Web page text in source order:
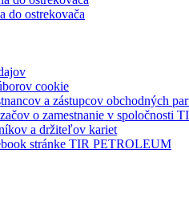
do ostrekovača
cookie
a zástupcov obchodných
o zamestnanie v spoločnosti
a držiteľov kariet
stránke TIR PETROLEUM